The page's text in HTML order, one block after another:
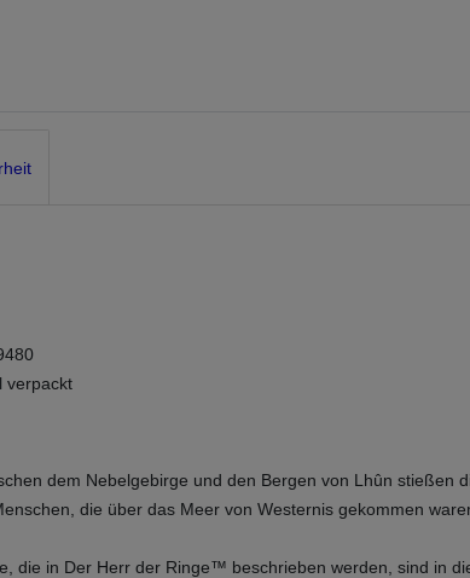
verpackt
dem Nebelgebirge und den Bergen von Lhûn
die über das Meer von Westernis gekommen
die in Der Herr der Ringe™ beschrieben werden, sind in